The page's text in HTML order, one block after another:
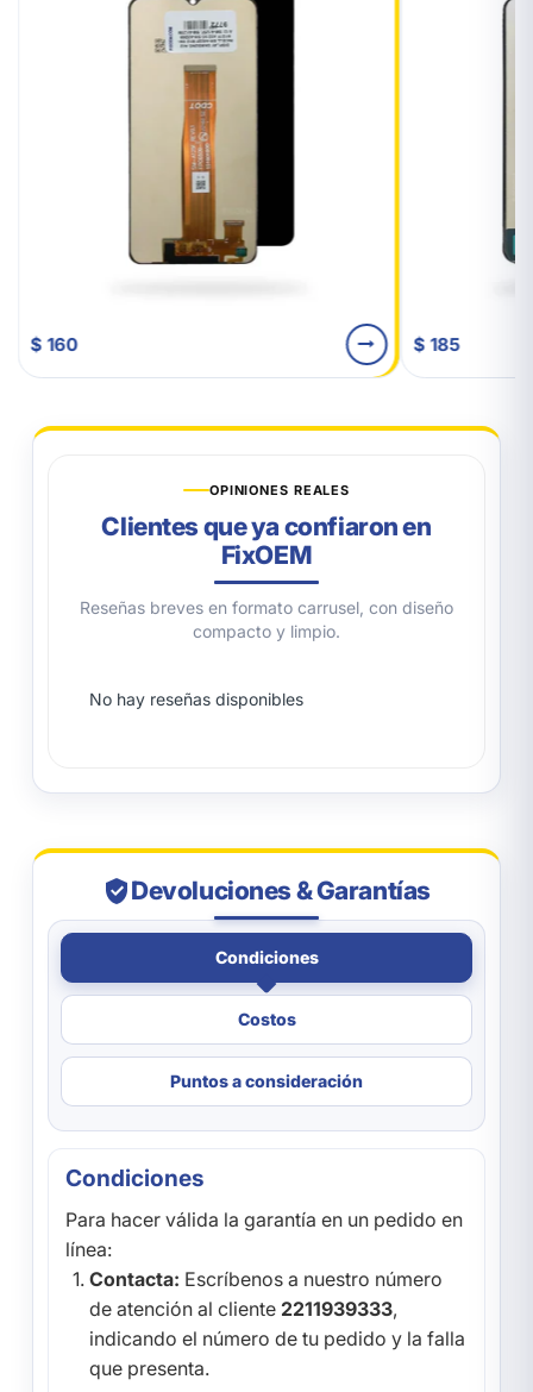
$ 160 $ 185
OPINIONES REALES
Clientes que ya confiaron en
FixOEM
Reseñas breves en formato carrusel, con diseño
compacto y limpio.
No hay reseñas disponibles
Devoluciones & Garantías
Condiciones
Costos
Puntos a consideración
Condiciones
Para hacer válida la garantía en un pedido en
línea:
Contacta: Escríbenos a nuestro número
de atención al cliente 2211939333,
indicando el número de tu pedido y la falla
que presenta.